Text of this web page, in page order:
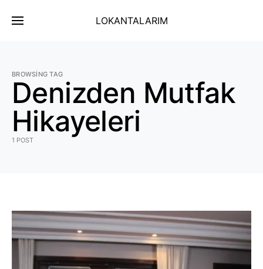
LOKANTALARIM
BROWSING TAG
Denizden Mutfak
Hikayeleri
1 POST